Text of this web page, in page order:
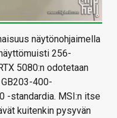
näytönohjaimella
256-
5080:n odotetaan
400-
-standardia. MSI:n itse
kuitenkin pysyvän